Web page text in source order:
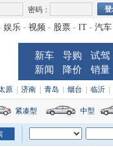
密码：
娱乐 - 视频 - 股票 - IT - 汽车
新车 导购
试驾
新闻
降价 销量
原 济南 青岛 烟台 临沂
紧凑型 中型